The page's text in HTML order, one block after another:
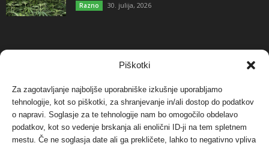
Piškotki
Za zagotavljanje najboljše uporabniške izkušnje uporabljamo
tehnologije, kot so piškotki, za shranjevanje in/ali dostop do podatkov
o napravi. Soglasje za te tehnologije nam bo omogočilo obdelavo
podatkov, kot so vedenje brskanja ali enolični ID-ji na tem spletnem
mestu. Če ne soglasja date ali ga prekličete, lahko to negativno vpliva
Razno 30. julija, 2026
NAJBOLJ KOMENTIRANO
Protest proti vetrnim elektrarnam na Ojstrici, v
svetu pa vedno bolj...
Dogodki 12. maja, 2017